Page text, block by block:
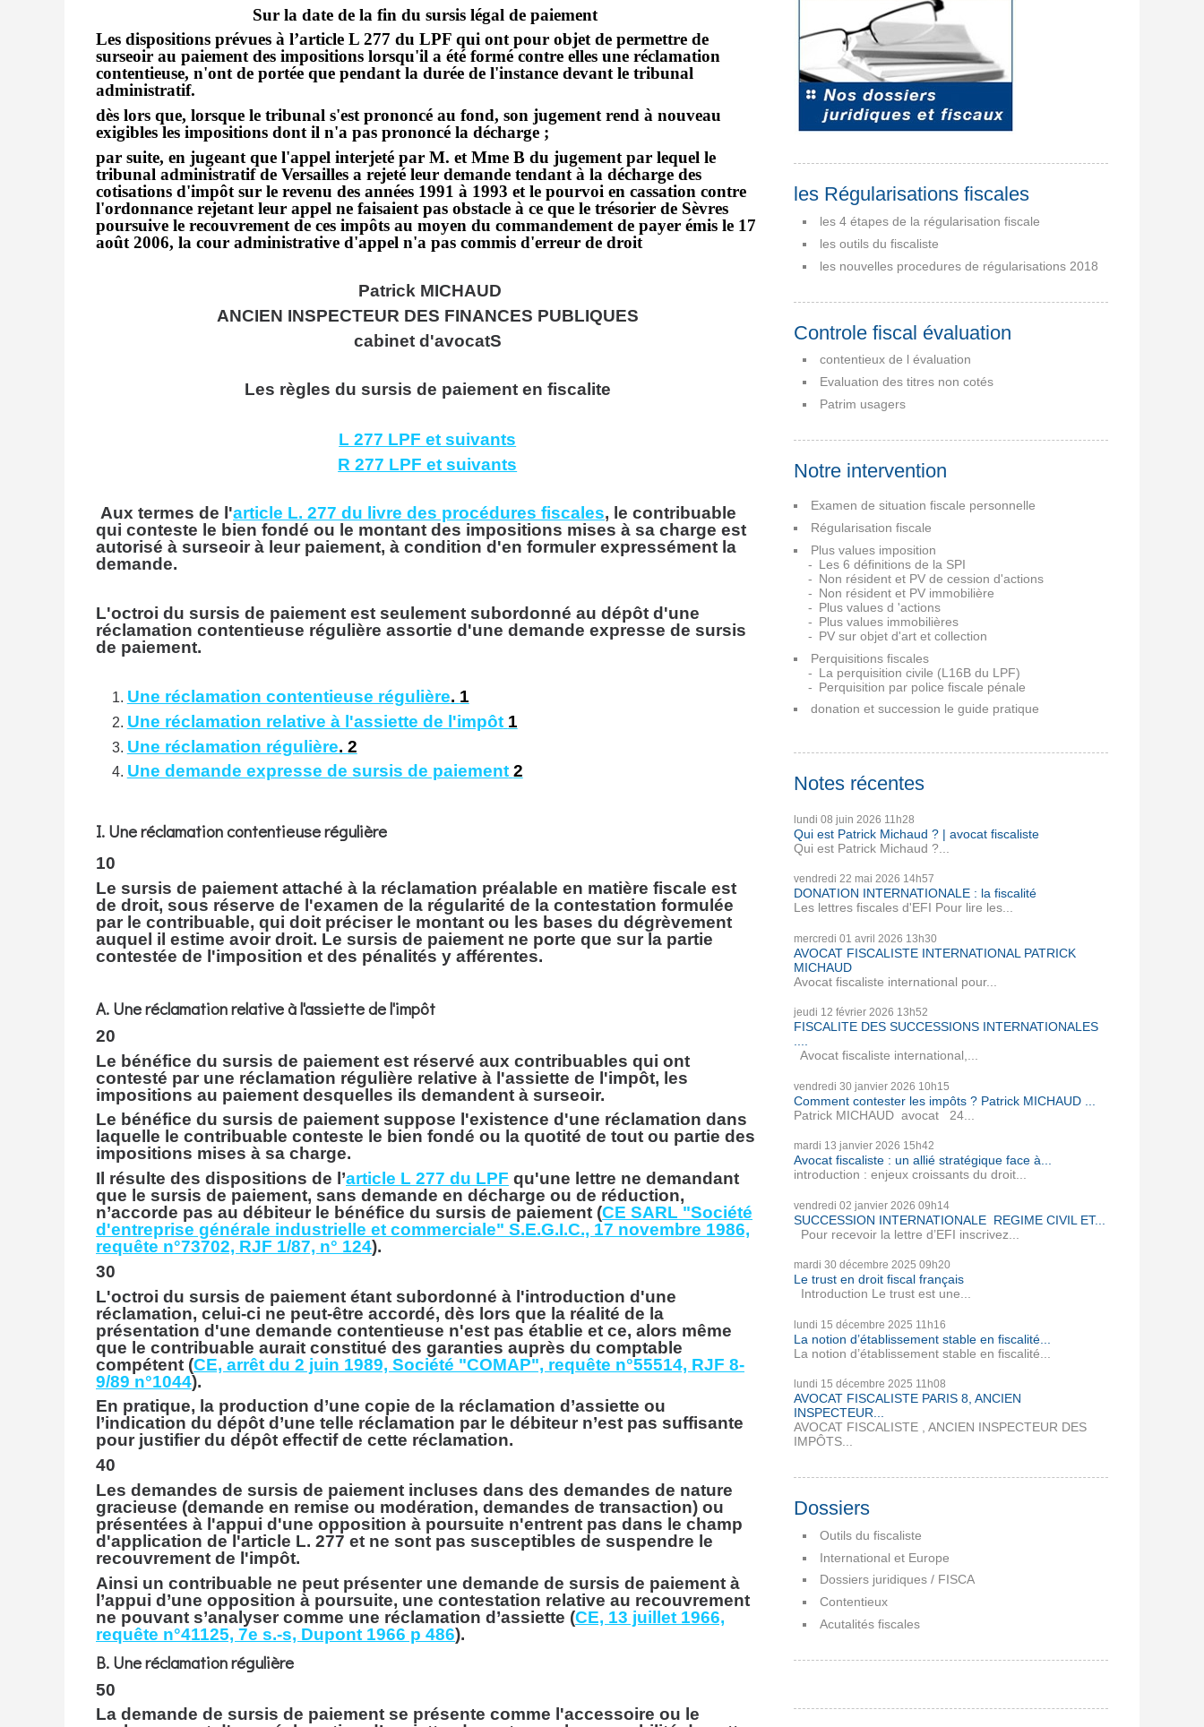
Sur la date de la fin du sursis légal de paiement
Les dispositions prévues à l’article L 277 du LPF qui ont pour objet de permettre de
surseoir au paiement des impositions lorsqu'il a été formé contre elles une réclamation
contentieuse, n'ont de portée que pendant la durée de l'instance devant le tribunal
administratif.
dès lors que, lorsque le tribunal s'est prononcé au fond, son jugement rend à nouveau
exigibles les impositions dont il n'a pas prononcé la décharge ;
par suite, en jugeant que l'appel interjeté par M. et Mme B du jugement par lequel le
tribunal administratif de Versailles a rejeté leur demande tendant à la décharge des
cotisations d'impôt sur le revenu des années 1991 à 1993 et le pourvoi en cassation contre
l'ordonnance rejetant leur appel ne faisaient pas obstacle à ce que le trésorier de Sèvres
poursuive le recouvrement de ces impôts au moyen du commandement de payer émis le 17
août 2006, la cour administrative d'appel n'a pas commis d'erreur de droit
Patrick MICHAUD
ANCIEN INSPECTEUR DES FINANCES PUBLIQUES
cabinet d'avocatS
Les règles du sursis de paiement en fiscalite
L 277 LPF et suivants
R 277 LPF et suivants
Aux termes de l'article L. 277 du livre des procédures fiscales, le contribuable
qui conteste le bien fondé ou le montant des impositions mises à sa charge est
autorisé à surseoir à leur paiement, à condition d'en formuler expressément la
demande.
L'octroi du sursis de paiement est seulement subordonné au dépôt d'une
réclamation contentieuse régulière assortie d'une demande expresse de sursis
de paiement.
Une réclamation contentieuse régulière. 1
Une réclamation relative à l'assiette de l'impôt 1
Une réclamation régulière. 2
Une demande expresse de sursis de paiement 2
I. Une réclamation contentieuse régulière
10
Le sursis de paiement attaché à la réclamation préalable en matière fiscale est
de droit, sous réserve de l'examen de la régularité de la contestation formulée
par le contribuable, qui doit préciser le montant ou les bases du dégrèvement
auquel il estime avoir droit. Le sursis de paiement ne porte que sur la partie
contestée de l'imposition et des pénalités y afférentes.
A. Une réclamation relative à l'assiette de l'impôt
20
Le bénéfice du sursis de paiement est réservé aux contribuables qui ont
contesté par une réclamation régulière relative à l'assiette de l'impôt, les
impositions au paiement desquelles ils demandent à surseoir.
Le bénéfice du sursis de paiement suppose l'existence d'une réclamation dans
laquelle le contribuable conteste le bien fondé ou la quotité de tout ou partie des
impositions mises à sa charge.
Il résulte des dispositions de l’article L 277 du LPF qu'une lettre ne demandant
que le sursis de paiement, sans demande en décharge ou de réduction,
n’accorde pas au débiteur le bénéfice du sursis de paiement (CE SARL "Société
d'entreprise générale industrielle et commerciale" S.E.G.I.C., 17 novembre 1986,
requête n°73702, RJF 1/87, n° 124).
30
L'octroi du sursis de paiement étant subordonné à l'introduction d'une
réclamation, celui-ci ne peut-être accordé, dès lors que la réalité de la
présentation d'une demande contentieuse n'est pas établie et ce, alors même
que le contribuable aurait constitué des garanties auprès du comptable
compétent (CE, arrêt du 2 juin 1989, Société "COMAP", requête n°55514, RJF 8-
9/89 n°1044).
En pratique, la production d’une copie de la réclamation d’assiette ou
l’indication du dépôt d’une telle réclamation par le débiteur n’est pas suffisante
pour justifier du dépôt effectif de cette réclamation.
40
Les demandes de sursis de paiement incluses dans des demandes de nature
gracieuse (demande en remise ou modération, demandes de transaction) ou
présentées à l'appui d'une opposition à poursuite n'entrent pas dans le champ
d'application de l'article L. 277 et ne sont pas susceptibles de suspendre le
recouvrement de l'impôt.
Ainsi un contribuable ne peut présenter une demande de sursis de paiement à
l’appui d’une opposition à poursuite, une contestation relative au recouvrement
ne pouvant s’analyser comme une réclamation d’assiette (CE, 13 juillet 1966,
requête n°41125, 7e s.-s, Dupont 1966 p 486).
B. Une réclamation régulière
50
La demande de sursis de paiement se présente comme l'accessoire ou le
les Régularisations fiscales
les 4 étapes de la régularisation fiscale
les outils du fiscaliste
les nouvelles procedures de régularisations 2018
Controle fiscal évaluation
contentieux de l évaluation
Evaluation des titres non cotés
Patrim usagers
Notre intervention
Examen de situation fiscale personnelle
Régularisation fiscale
Plus values imposition
Les 6 définitions de la SPI
Non résident et PV de cession d'actions
Non résident et PV immobilière
Plus values d 'actions
Plus values immobilières
PV sur objet d'art et collection
Perquisitions fiscales
La perquisition civile (L16B du LPF)
Perquisition par police fiscale pénale
donation et succession le guide pratique
Notes récentes
lundi 08 juin 2026 11h28
Qui est Patrick Michaud ? | avocat fiscaliste
Qui est Patrick Michaud ?...
vendredi 22 mai 2026 14h57
DONATION INTERNATIONALE : la fiscalité
Les lettres fiscales d'EFI Pour lire les...
mercredi 01 avril 2026 13h30
AVOCAT FISCALISTE INTERNATIONAL PATRICK
MICHAUD
Avocat fiscaliste international pour...
jeudi 12 février 2026 13h52
FISCALITE DES SUCCESSIONS INTERNATIONALES
Avocat fiscaliste international,...
vendredi 30 janvier 2026 10h15
Comment contester les impôts ? Patrick MICHAUD ...
Patrick MICHAUD avocat 24...
mardi 13 janvier 2026 15h42
Avocat fiscaliste : un allié stratégique face à...
introduction : enjeux croissants du droit...
vendredi 02 janvier 2026 09h14
SUCCESSION INTERNATIONALE REGIME CIVIL ET...
Pour recevoir la lettre d’EFI inscrivez...
mardi 30 décembre 2025 09h20
Le trust en droit fiscal français
Introduction Le trust est une...
lundi 15 décembre 2025 11h16
La notion d’établissement stable en fiscalité...
La notion d’établissement stable en fiscalité...
lundi 15 décembre 2025 11h08
AVOCAT FISCALISTE PARIS 8, ANCIEN
INSPECTEUR...
AVOCAT FISCALISTE , ANCIEN INSPECTEUR DES
IMPÔTS...
Dossiers
Outils du fiscaliste
International et Europe
Dossiers juridiques / FISCA
Contentieux
Acutalités fiscales